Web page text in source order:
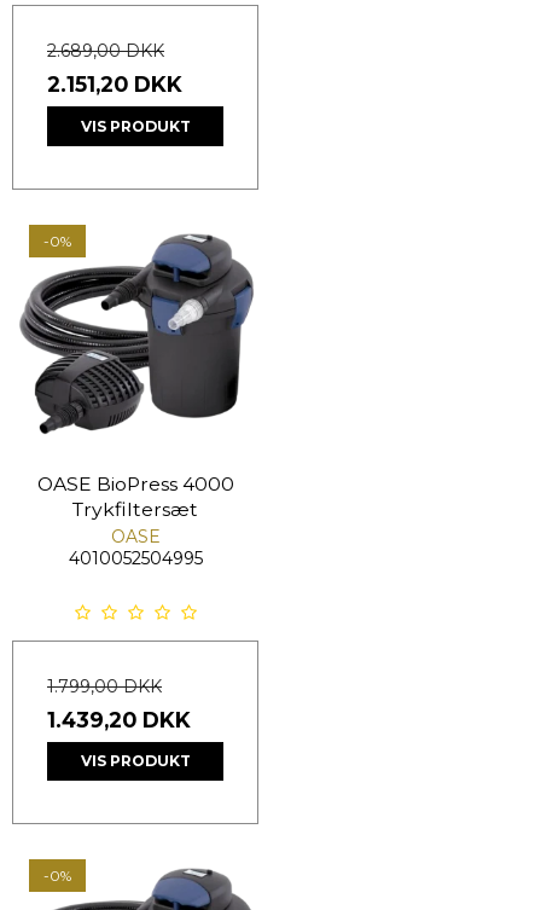
2.689,00 DKK
2.151,20 DKK
VIS PRODUKT
-0%
OASE BioPress 4000
Trykfiltersæt
OASE
4010052504995
1.799,00 DKK
1.439,20 DKK
VIS PRODUKT
-0%